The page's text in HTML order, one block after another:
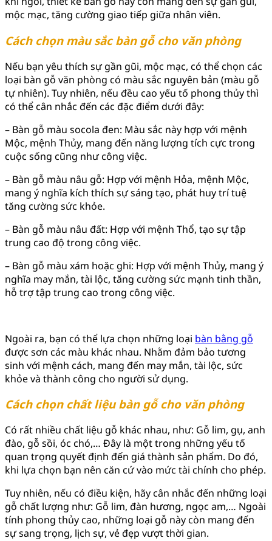
mộc mạc, tăng cường giao tiếp giữa nhân viên.
Cách chọn màu sắc bàn gỗ cho văn phòng
Nếu bạn yêu thích sự gần gũi, mộc mạc, có thể chọn các
loại bàn gỗ văn phòng có màu sắc nguyên bản (màu gỗ
tự nhiên). Tuy nhiên, nếu đều cao yếu tố phong thủy thì
có thể cân nhắc đến các đặc điểm dưới đây:
– Bàn gỗ màu socola đen: Màu sắc này hợp với mệnh
Mộc, mệnh Thủy, mang đến năng lượng tích cực trong
cuộc sống cũng như công việc.
– Bàn gỗ màu nâu gỗ: Hợp với mệnh Hỏa, mệnh Mộc,
mang ý nghĩa kích thích sự sáng tạo, phát huy trí tuệ
tăng cường sức khỏe.
– Bàn gỗ màu nâu đất: Hợp với mệnh Thổ, tạo sự tập
trung cao độ trong công việc.
– Bàn gỗ màu xám hoặc ghi: Hợp với mệnh Thủy, mang ý
nghĩa may mắn, tài lộc, tăng cường sức mạnh tinh thần,
hỗ trợ tập trung cao trong công việc.
Ngoài ra, bạn có thể lựa chọn những loại bàn bằng gỗ
được sơn các màu khác nhau. Nhằm đảm bảo tương
sinh với mệnh cách, mang đến may mắn, tài lộc, sức
khỏe và thành công cho người sử dụng.
Cách chọn chất liệu bàn gỗ cho văn phòng
Có rất nhiều chất liệu gỗ khác nhau, như: Gỗ lim, gụ, anh
đào, gỗ sồi, óc chó,… Đây là một trong những yếu tố
quan trọng quyết định đến giá thành sản phẩm. Do đó,
khi lựa chọn bạn nên căn cứ vào mức tài chính cho phép.
Tuy nhiên, nếu có điều kiện, hãy cân nhắc đến những loại
gỗ chất lượng như: Gỗ lim, đàn hương, ngọc am,… Ngoài
tính phong thủy cao, những loại gỗ này còn mang đến
sự sang trọng, lịch sự, vẻ đẹp vượt thời gian.